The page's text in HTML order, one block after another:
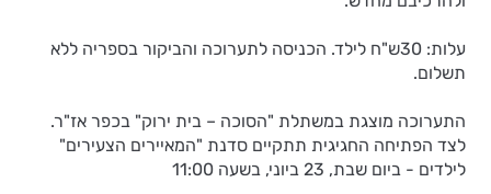
עלות: 30ש"ח לילד. הכניסה לתערוכה והביקור בספריה ללא
תשלום.
התערוכה מוצגת במשתלת "הסוכה – בית ירוק" בכפר אז"ר.
לצד הפתיחה החגיגית תתקיים סדנת "המאיירים הצעירים"
לילדים - ביום שבת, 23 ביוני, בשעה 11:00